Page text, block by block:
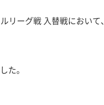
ーグ戦 入替戦において、
た。